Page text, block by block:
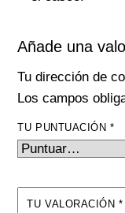
Añade una
Tu dirección de
Los campos
TU PUNTUACIÓN *
TU VALORACIÓN *